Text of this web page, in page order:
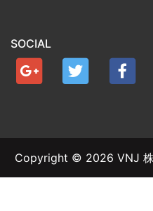
SOCIAL
Copyright © 2026 VNJ